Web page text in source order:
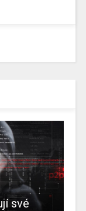
své